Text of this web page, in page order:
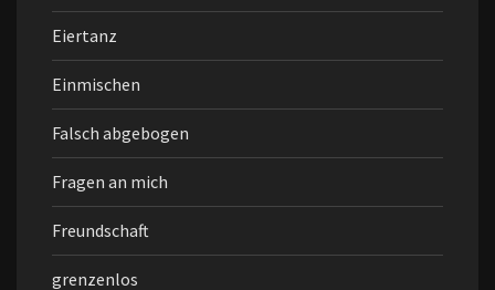
Eiertanz
Einmischen
Falsch abgebogen
Fragen an mich
Freundschaft
grenzenlos